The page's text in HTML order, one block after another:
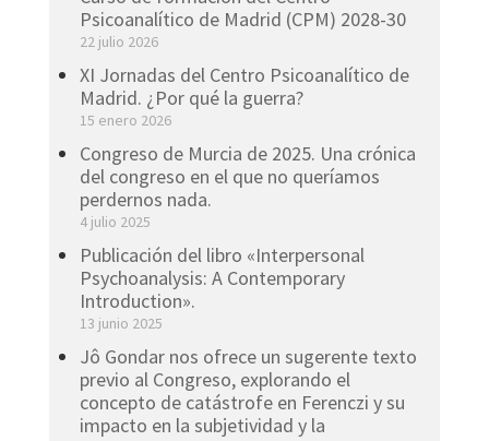
Psicoanalítico de Madrid (CPM) 2028-30
22 julio 2026
XI Jornadas del Centro Psicoanalítico de
Madrid. ¿Por qué la guerra?
15 enero 2026
Congreso de Murcia de 2025. Una crónica
del congreso en el que no queríamos
perdernos nada.
4 julio 2025
Publicación del libro «Interpersonal
Psychoanalysis: A Contemporary
Introduction».
13 junio 2025
Jô Gondar nos ofrece un sugerente texto
previo al Congreso, explorando el
concepto de catástrofe en Ferenczi y su
impacto en la subjetividad y la